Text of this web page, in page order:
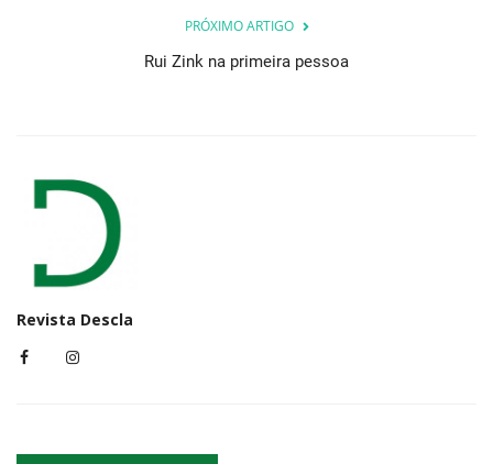
PRÓXIMO ARTIGO
Rui Zink na primeira pessoa
Revista Descla